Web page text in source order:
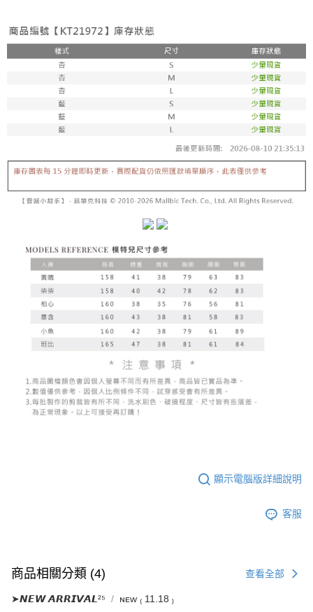
醒簡訊。
2.透過簡訊連結打開帳單後，可選擇「超商條碼／台灣大直營門市／銀行轉
帳／街口支付／iPASS MONEY」等通路繳費。
【注意事項】
1.本服務係由「台灣大哥大股份有限公司」（以下簡稱本公司）所提供，讓
用戶於交易時，得透過本服務購買商品或服務，並由商店將買賣／分期付款
買賣價金債權讓與本公司後，依約使用本公司帳單繳交帳款。
2.基於同意付款使用「大哥付你分期」之契約關係目的，商店將以您的個人
資料（包含姓名、電話或地址）提供予台灣大哥大進項蒐集、處理及利用，
由本公司與您本人進行分期帳單所需資料之確認、核對及更正。
3.完整用戶服務條款，請詳閱以下連結：https://oppay.tw/userRule
【「AFTEE先享後付」結帳流程】
結帳頁面，進行簡訊認證並確認金額後，即可完成結帳。
２．訂單成立數日內，您將收到繳費通知簡訊。
３．收到繳費通知簡訊後14天內，點擊此簡訊中的連結，可透過四大超商／
ATM／網路銀行／等多元方式進行付款，方視為交易完成。
※ 請注意：結帳手續完成當下不需立刻繳費，但若您需要取消訂單，請聯絡
購買商品的店家。未經商家同意取消之訂單仍視為有效，需透過AFTEE先享
後付繳納相關費用。
是否繳費成功／繳費後需取消欲退款等相關疑問，請聯繫「AFTEE先享後付
客戶支援中心」https://netprotections.freshdesk.com/support/home
【注意事項】
１．透過由恩沛科技股份有限公司提供之「AFTEE先享後付」服務完成之交
https://aftee.tw/terms/#terms3
３．未成年的使用者請事先徵得法定代理人或監護人之同意方可使用
「AFTEE先享後付」，若未經同意申辦者引起之損失，本公司不負相關責
４．使用「AFTEE先享後付」時，將依據個別帳號之用戶狀況，依本公司即
時審查核予不同之上限額度；若仍有額度不足之情形，本公司將視審查結果
請求用戶進行身份認證。
５．嚴禁一人註冊多個帳號或使用他人資訊註冊。若發現惡意使用之情形，
每筆NT$60，滿NT$1,800(含以上)免運費
付款後全家取貨
每筆NT$60，滿NT$1,600(含以上)免運費
已關閉，請勿下單
每筆NT$10,000
每筆NT$10,000
每筆NT$60，滿NT$1,800(含以上)免運費
每筆NT$60，滿NT$1,600(含以上)免運費
每筆NT$100，滿NT$2,500(含以上)免運費
國家/地區配送
顯示電腦版詳細說明
客服
商品相關分類 (4) 查看全部
➤𝙉𝙀𝙒 𝘼𝙍𝙍𝙄𝙑𝘼𝙇²⁵ ɴᴇᴡ ₍ 11.18 ₎